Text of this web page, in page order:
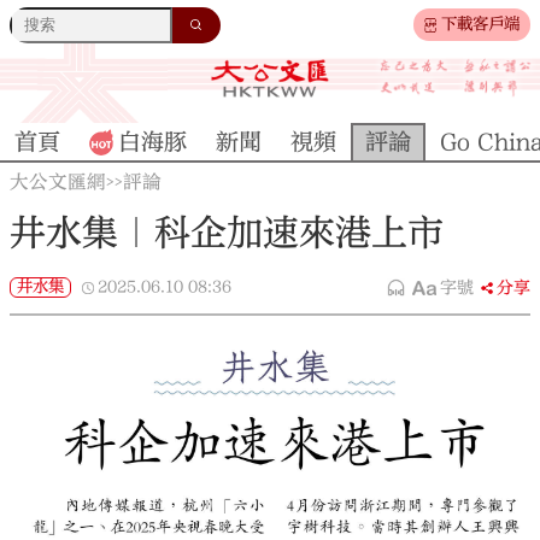
下載客戶端
首頁 白海豚 新聞 視頻 評論 Go
大公文匯網>>評論
井水集｜科企加速來港上市
井水集 2025.06.10 08:36 字號 分享